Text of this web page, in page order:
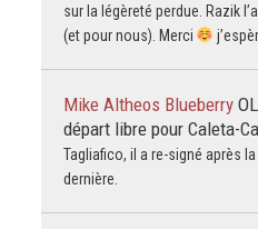
sur la légèreté perdue. Razik
(et pour nous). Merci
Mike Altheos Blueberry
départ libre pour Caleta-
Tagliafico, il a re-signé après
dernière.